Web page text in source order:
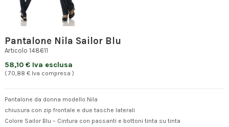
Pantalone Nila Sailor Blu
Articolo 148611
58,10 € Iva esclusa
( 70,88 € Iva compresa )
Pantalone da donna modello Nila
chiusura con zip frontale e due tasche laterali
Colore Sailor Blu – Cintura con passanti e bottoni tinta su tinta